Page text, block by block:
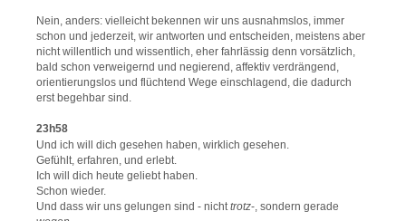
Nein, anders: vielleicht bekennen wir uns ausnahmslos, immer
schon und jederzeit, wir antworten und entscheiden, meistens aber
nicht willentlich und wissentlich, eher fahrlässig denn vorsätzlich,
bald schon verweigernd und negierend, affektiv verdrängend,
orientierungslos und flüchtend Wege einschlagend, die dadurch
erst begehbar sind.
23h58
Und ich will dich gesehen haben, wirklich gesehen.
Gefühlt, erfahren, und erlebt.
Ich will dich heute geliebt haben.
Schon wieder.
Und dass wir uns gelungen sind - nicht trotz-, sondern gerade